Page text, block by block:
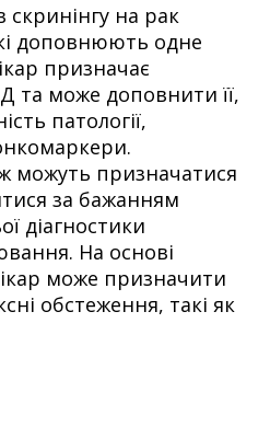
скринінгу на рак
доповнюють одне
призначає
та може доповнити її,
патології,
можуть призначатися
за бажанням
діагностики
На основі
може призначити
обстеження, такі як